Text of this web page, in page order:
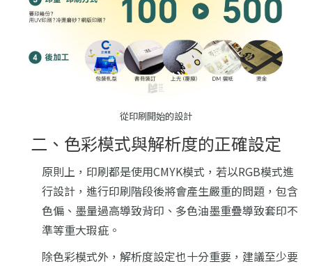
從印刷開始的設計
二、色彩模式與解析度的正確設定
原則上，印刷都是使用CMYK模式，若以RGB模式進
行設計，進行印刷階段後將會產生嚴重的問題，包含
色偏、墨量過高導致背印、多色油墨重疊導致套印不
準等重大瑕疵。
除色彩模式外， 解析度設定也十分重要，建議至少要